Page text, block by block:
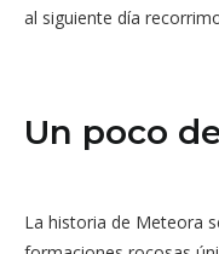
al siguiente día
Un poco
La historia de Meteora